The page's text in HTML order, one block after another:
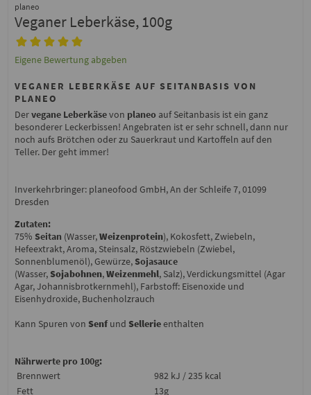
planeo
Veganer Leberkäse, 100g
Eigene Bewertung abgeben
VEGANER LEBERKÄSE AUF SEITANBASIS VON
PLANEO
Dervegane Leberkäsevon planeoauf Seitanbasis ist ein ganz
besonderer Leckerbissen! Angebraten ist er sehr schnell, dann nur
noch aufs Brötchen oder zu Sauerkraut und Kartoffeln auf den
Teller. Der geht immer!
Inverkehrbringer: planeofood GmbH, An der Schleife 7, 01099
Dresden
Zutaten:
75% Seitan (Wasser,Weizenprotein), Kokosfett, Zwiebeln,
Hefeextrakt, Aroma, Steinsalz, Röstzwiebeln (Zwiebel,
Sonnenblumenöl), Gewürze,Sojasauce
(Wasser,Sojabohnen,Weizenmehl, Salz), Verdickungsmittel (Agar
Agar, Johannisbrotkernmehl), Farbstoff: Eisenoxide und
Eisenhydroxide, Buchenholzrauch
Kann Spuren von Senf und Sellerieenthalten
Nährwerte pro 100g:
Brennwert
982 kJ / 235 kcal
Fett
13g